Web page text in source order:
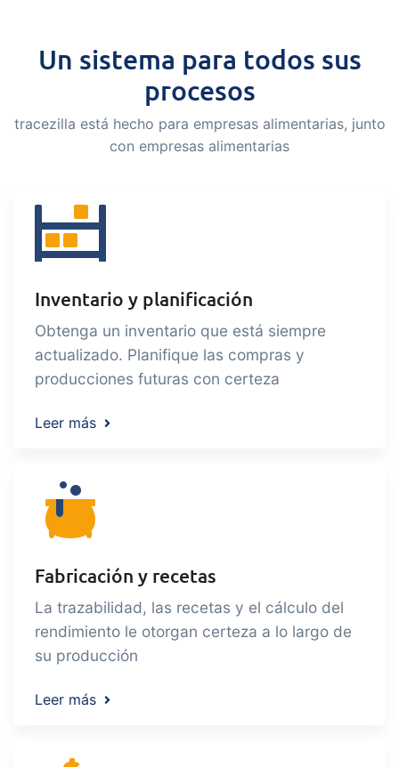
B2B Commerce
B2B Commerce can function as a seller
portal, supplier portal or B2B webshop
Tasks & Controls
checks and critical control points
integrated digitally into your order
management
Power Pack
Create your own custom setup of
documents and labels, page views,
embedded dashboards!
automation and customized flows with
the exchange of files and data between
devices
Un sistema para todos sus
procesos
tracezilla está hecho para empresas alimentarias, junto
con empresas alimentarias
Inventario y planificación
Obtenga un inventario que está siempre
actualizado. Planifique las compras y
producciones futuras con certeza
Leer más
Fabricación y recetas
La trazabilidad, las recetas y el cálculo del
rendimiento le otorgan certeza a lo largo de
su producción
Leer más